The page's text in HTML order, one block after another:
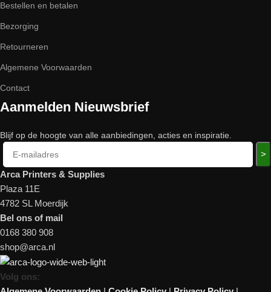
Bestellen en betalen
Bezorging
Retourneren
Algemene Voorwaarden
Contact
Aanmelden Nieuwsbrief
Blijf op de hoogte van alle aanbiedingen, acties en inspiratie.
>
Arca Printers & Supplies
Plaza 11E
4782 SL Moerdijk
Bel ons of mail
0168 380 908
shop@arca.nl
Volg ons: